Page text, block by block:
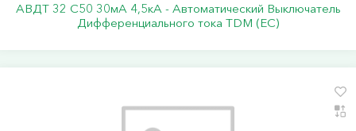
АВДТ 32 C50 30мА 4,5кА - Автоматический Выключатель
Дифференциального тока TDM (ЕС)